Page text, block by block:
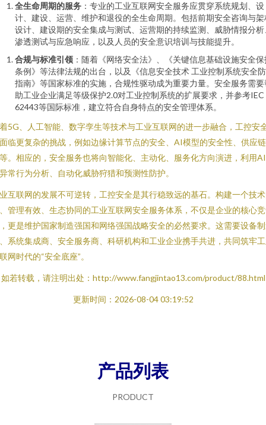
全生命周期的服务 ：专业的工业互联网安全服务应贯穿系统规划、设
计、建设、运营、维护和退役的全生命周期。包括前期安全咨询与架
设计、建设期的安全集成与测试、运营期的持续监测、威胁情报分析
渗透测试与应急响应，以及人员的安全意识培训与技能提升。
合规与标准引领 ：随着《网络安全法》、《关键信息基础设施安全保
条例》等法律法规的出台，以及《信息安全技术 工业控制系统安全
指南》等国家标准的实施，合规性驱动成为重要力量。安全服务需要
助工业企业满足等级保护2.0对工业控制系统的扩展要求，并参考IEC
62443等国际标准，建立符合自身特点的安全管理体系。
5G、人工智能、数字孪生等技术与工业互联网的进一步融合，工控安
临更复杂的挑战，例如边缘计算节点的安全、AI模型的安全性、供应
。相应的，安全服务也将向智能化、主动化、服务化方向演进，利用
常行为分析、自动化威胁狩猎和预测性防护。
互联网的发展不可逆转，工控安全是其行稳致远的基石。构建一个技
管理有效、生态协同的工业互联网安全服务体系，不仅是企业的核心
更是维护国家制造强国和网络强国战略安全的必然要求。这需要设备
系统集成商、安全服务商、科研机构和工业企业携手共进，共同筑牢
网时代的“安全底座”。
如若转载，请注明出处：http://www.fangjintao13.com/product/88.html
更新时间：2026-08-04 03:19:52
产品列表
PRODUCT